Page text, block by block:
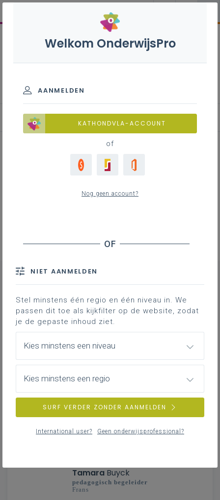
Achtergrond
CONTACT
ChristelArens
taalbeleid
vierde taal
Oost-Vlaanderen
MAIL
Tamara Buyck
pedagogisch begeleider
Frans
Welkom OnderwijsPro
AANMELDEN
KATHONDVLA-ACCOUNT
of
Nog geen account?
NIET AANMELDEN
Stel minstens één regio en één niveau in. We
passen dit toe als kijkfilter op de website, zodat
je de gepaste inhoud ziet.
Kies minstens een niveau
Kies minstens een regio
SURF VERDER ZONDER AANMELDEN
International user? Geen onderwijsprofessional?